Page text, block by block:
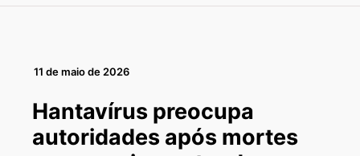
11 de maio de 2026
Hantavírus preocupa
autoridades após mortes